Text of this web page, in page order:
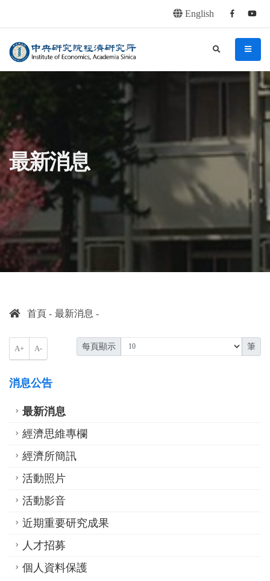
English Facebook
中央研究院經濟研究所 menu
search
最新消息
首頁 最新消息
A+ A- 每頁顯示 筆
消息公告
最新消息
經濟思維專欄
經濟所簡訊
活動照片
活動影音
近期重要研究成果
人才招募
個人資料保護